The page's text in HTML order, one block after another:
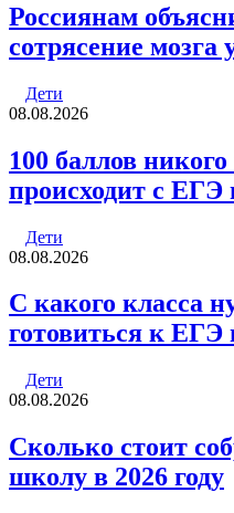
Россиянам
сотрясение мозга
Дети
08.08.2026
100 баллов
происходит с ЕГЭ
Дети
08.08.2026
С какого класса
готовиться к ЕГЭ
Дети
08.08.2026
Cколько стоит
школу в 2026 году